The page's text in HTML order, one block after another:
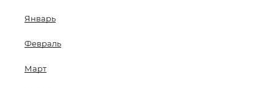
Январь
Февраль
Март